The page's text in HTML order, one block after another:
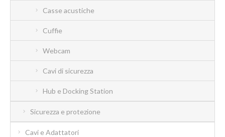
Casse acustiche
Cuffie
Webcam
Cavi di sicurezza
Hub e Docking Station
Sicurezza e protezione
Cavi e Adattatori